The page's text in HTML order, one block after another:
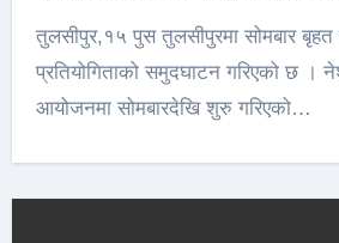
तुलसीपुर,१५ पुस तुलसीपुरमा सोमबार बृहत खेलकुद
प्रतियोगिताको समुदघाटन गरिएको छ ।
आयोजनमा सोमबारदेखि शुरु गरिएको…